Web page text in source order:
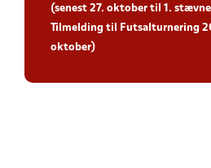
(senest 27. oktober til 1.
Tilmelding til Futsalturnering
oktober)